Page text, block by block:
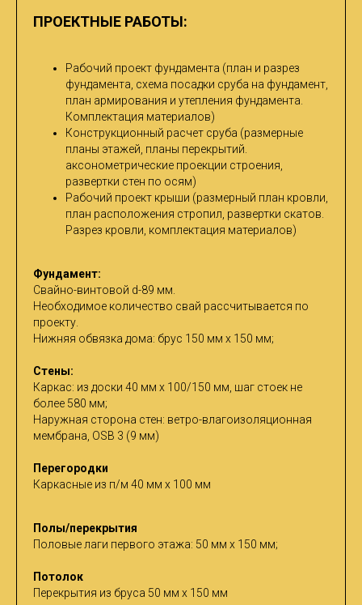
ПРОЕКТНЫЕ РАБОТЫ:
Рабочий проект фундамента (план и разрез
фундамента, схема посадки сруба на фундамент,
план армирования и утепления фундамента.
Комплектация материалов)
Конструкционный расчет сруба (размерные
планы этажей, планы перекрытий.
аксонометрические проекции строения,
развертки стен по осям)
Рабочий проект крыши (размерный план кровли,
план расположения стропил, развертки скатов.
Разрез кровли, комплектация материалов)
Фундамент:
Cвайно-винтовой d-89 мм.
Необходимое количество свай рассчитывается по
проекту.
Нижняя обвязка дома: брус 150 мм х 150 мм;
Стены:
Каркас: из доски 40 мм х 100/150 мм, шаг стоек не
более 580 мм;
Наружная сторона стен: ветро-влагоизоляционная
мембрана, OSB 3 (9 мм)
Перегородки
Каркасные из п/м 40 мм х 100 мм
Полы/перекрытия
Половые лаги первого этажа: 50 мм х 150 мм;
Потолок
Перекрытия из бруса 50 мм х 150 мм